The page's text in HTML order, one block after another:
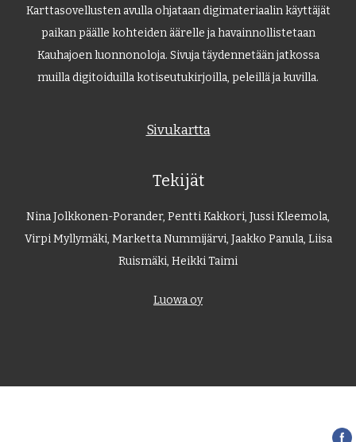
Karttasovellusten avulla ohjataan digimateriaalin käyttäjät
paikan päälle kohteiden äärelle ja havainnollistetaan
Kauhajoen luonnonoloja. Sivuja täydennetään jatkossa
muilla digitoiduilla kotiseutukirjoilla, peleillä ja kuvilla.
Sivukartta
Tekijät
Nina Jolkkonen-Porander, Pentti Kakkori, Jussi Kleemola,
Virpi Myllymäki, Marketta Nummijärvi, Jaakko Panula, Liisa
Ruismäki, Heikki Taimi
Luowa oy